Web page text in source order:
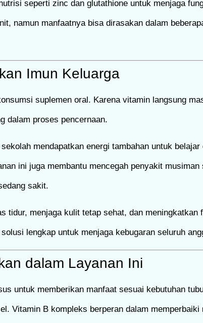
seperti zinc dan glutathione untuk menjaga
namun manfaatnya bisa dirasakan dalam
Imun Keluarga
suplemen oral. Karena vitamin langsung
dalam proses pencernaan.
mendapatkan energi tambahan untuk
ini juga membantu mencegah penyakit musiman
sakit.
tidur, menjaga kulit tetap sehat, dan meningkatkan
lengkap untuk menjaga kebugaran seluruh
dalam Layanan Ini
untuk memberikan manfaat sesuai kebutuhan
Vitamin B kompleks berperan dalam memperbaiki